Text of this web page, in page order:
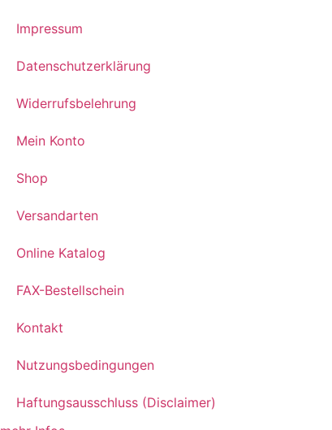
Impressum
Datenschutzerklärung
Widerrufsbelehrung
Mein Konto
Shop
Versandarten
Online Katalog
FAX-Bestellschein
Kontakt
Nutzungsbedingungen
Haftungsausschluss (Disclaimer)